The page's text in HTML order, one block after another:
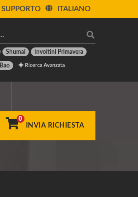
ITALIANO
SUPPORTO
Shumai Involtini Primavera
Bao Ricerca Avanzata
0
INVIA RICHIESTA